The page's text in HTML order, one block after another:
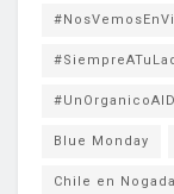
Blue Monday
Chile en Nogada